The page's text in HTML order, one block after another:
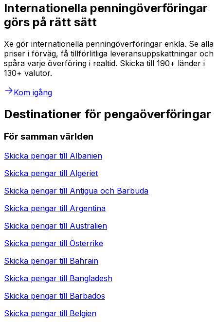
Internationella penningöverföringar
görs på rätt sätt
Xe gör internationella penningöverföringar enkla. Se alla
priser i förväg, få tillförlitliga leveransuppskattningar och
spåra varje överföring i realtid. Skicka till 190+ länder i
130+ valutor.
Kom igång
Destinationer för pengaöverföringar
För samman världen
Skicka pengar till Albanien
Skicka pengar till Algeriet
Skicka pengar till Antigua och Barbuda
Skicka pengar till Argentina
Skicka pengar till Australien
Skicka pengar till Österrike
Skicka pengar till Bahrain
Skicka pengar till Bangladesh
Skicka pengar till Barbados
Skicka pengar till Belgien